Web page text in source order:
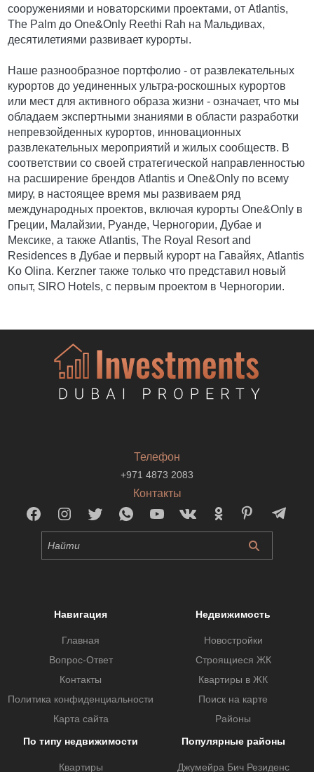
сооружениями и новаторскими проектами, от Atlantis,
The Palm до One&Only Reethi Rah на Мальдивах,
десятилетиями развивает курорты.
Наше разнообразное портфолио - от развлекательных
курортов до уединенных ультра-роскошных курортов
или мест для активного образа жизни - означает, что мы
обладаем экспертными знаниями в области разработки
непревзойденных курортов, инновационных
развлекательных мероприятий и жилых сообществ. В
соответствии со своей стратегической направленностью
на расширение брендов Atlantis и One&Only по всему
миру, в настоящее время мы развиваем ряд
международных проектов, включая курорты One&Only в
Греции, Малайзии, Руанде, Черногории, Дубае и
Мексике, а также Atlantis, The Royal Resort and
Residences в Дубае и первый курорт на Гавайях, Atlantis
Ko Olina. Kerzner также только что представил новый
опыт, SIRO Hotels, с первым проектом в Черногории.
Телефон
+971 4873 2083
Контакты
Навигация
Главная
Вопрос-Ответ
Контакты
Политика конфиденциальности
Карта сайта
Недвижимость
Новостройки
Строящиеся ЖК
Квартиры в ЖК
Поиск на карте
Районы
По типу недвижимости
Квартиры
Популярные районы
Джумейра Бич Резиденс